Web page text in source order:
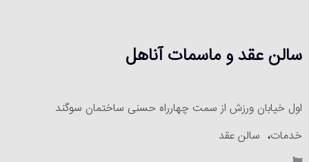
سالن عقد و ماسمات آناهل
اول خیابان ورزش از سمت چهارراه حسنی ساختمان سوگند
خدمات، سالن عقد